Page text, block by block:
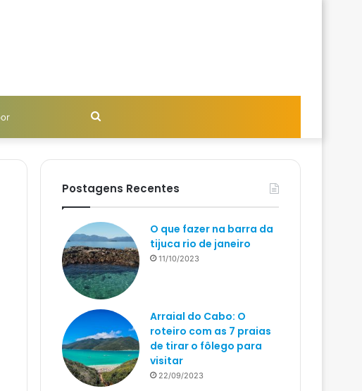
Procurar
por
Postagens Recentes
O que fazer na barra da
tijuca rio de janeiro
11/10/2023
Arraial do Cabo: O
roteiro com as 7 praias
de tirar o fôlego para
visitar
22/09/2023